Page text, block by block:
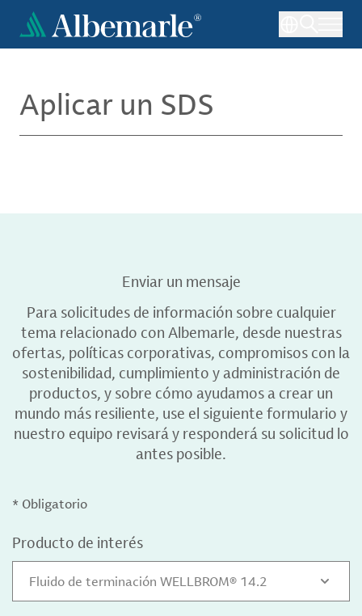
Pasar
contenido
Aplicar un SDS
Enviar un mensaje
Para solicitudes de información sobre cualquier
tema relacionado con Albemarle, desde nuestras
ofertas, políticas corporativas, compromisos con la
sostenibilidad, cumplimiento y administración de
productos, y sobre cómo ayudamos a crear un
mundo más resiliente, use el siguiente formulario y
nuestro equipo revisará y responderá su solicitud lo
antes posible.
* Obligatorio
Producto de interés
Fluido de terminación WELLBROM® 14.2